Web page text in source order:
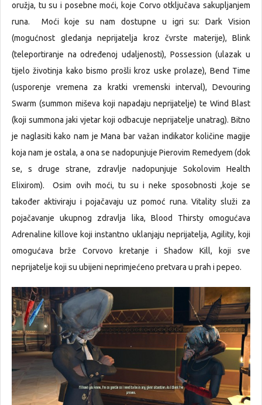
oružja, tu su i posebne moći, koje Corvo otključava sakupljanjem
runa. Moći koje su nam dostupne u igri su: Dark Vision
(mogućnost gledanja neprijatelja kroz čvrste materije), Blink
(teleportiranje na određenoj udaljenosti), Possession (ulazak u
tijelo životinja kako bismo prošli kroz uske prolaze), Bend Time
(usporenje vremena za kratki vremenski interval), Devouring
Swarm (summon miševa koji napadaju neprijatelje) te Wind Blast
(koji summona jaki vjetar koji odbacuje neprijatelje unatrag). Bitno
je naglasiti kako nam je Mana bar važan indikator količine magije
koja nam je ostala, a ona se nadopunjuje Pierovim Remedyem (dok
se, s druge strane, zdravlje nadopunjuje Sokolovim Health
Elixirom). Osim ovih moći, tu su i neke sposobnosti ,koje se
također aktiviraju i pojačavaju uz pomoć runa. Vitality služi za
pojačavanje ukupnog zdravlja lika, Blood Thirsty omogućava
Adrenaline killove koji instantno uklanjaju neprijatelja, Agility, koji
omogućava brže Corvovo kretanje i Shadow Kill, koji sve
neprijatelje koji su ubijeni neprimjećeno pretvara u prah i pepeo.